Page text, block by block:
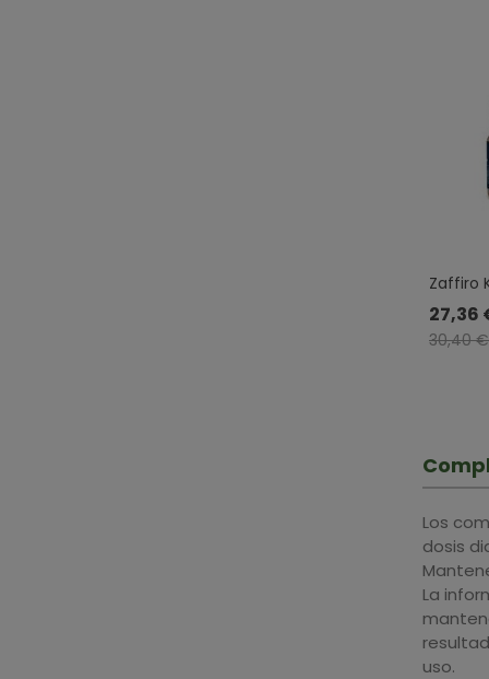
Zaffiro
Forza
27,36
30,40 €
Los
dosis
La
uso.